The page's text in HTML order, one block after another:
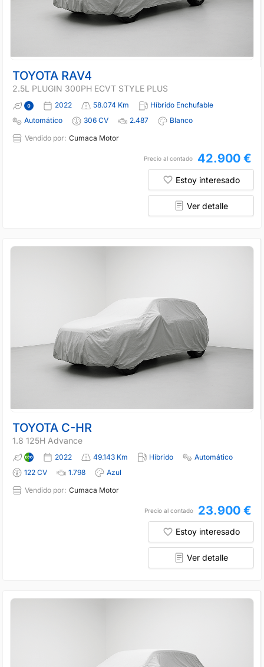
TOYOTA RAV4
2.5L PLUGIN 300PH ECVT STYLE PLUS
2022 58.074 Km
Híbrido Enchufable
Automático
306 CV 2.487
Blanco
Vendido por: Cumaca Motor
Precio al contado 42.900 €
Estoy interesado
Ver detalle
TOYOTA C-HR
1.8 125H Advance
2022 49.143 Km Híbrido
Automático
122 CV
1.798
Azul
Vendido por: Cumaca Motor
Precio al contado 23.900 €
Estoy interesado
Ver detalle